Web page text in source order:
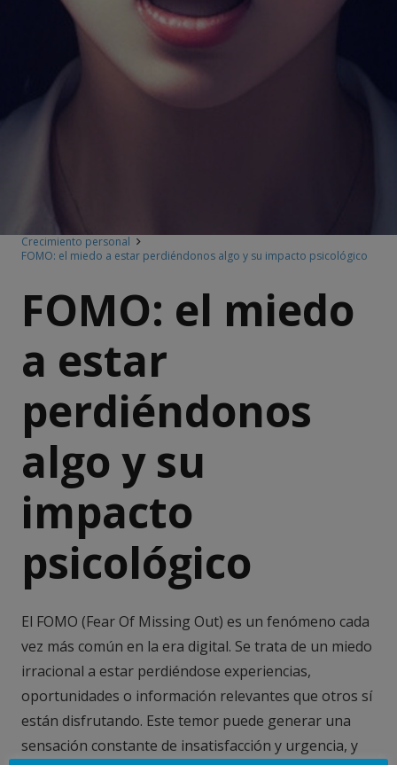
Crecimiento personal
FOMO: el miedo a estar perdiéndonos algo y su impacto psicológico
FOMO: el miedo
a estar
perdiéndonos
algo y su
impacto
psicológico
El FOMO (Fear Of Missing Out) es un fenómeno cada
vez más común en la era digital. Se trata de un miedo
irracional a estar perdiéndose experiencias,
oportunidades o información relevantes que otros sí
están disfrutando. Este temor puede generar una
sensación constante de insatisfacción y urgencia, y